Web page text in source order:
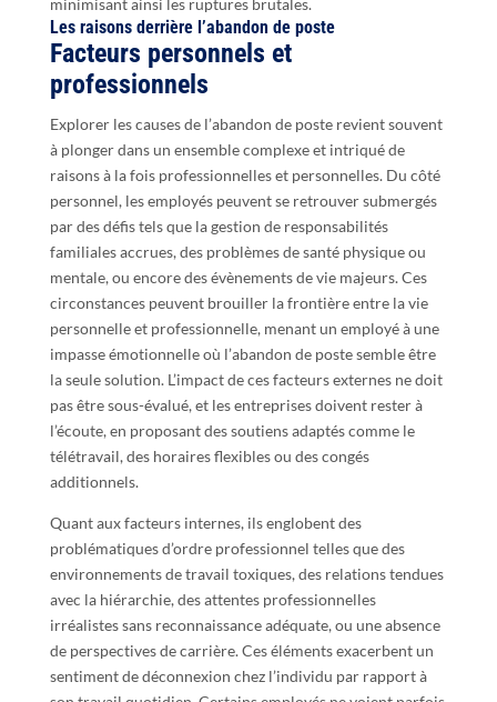
Les raisons derrière l’abandon de poste
Facteurs personnels et
professionnels
Explorer les causes de l’abandon de poste revient souvent
à plonger dans un ensemble complexe et intriqué de
raisons à la fois professionnelles et personnelles. Du côté
personnel, les employés peuvent se retrouver submergés
par des défis tels que la gestion de responsabilités
familiales accrues, des problèmes de santé physique ou
mentale, ou encore des évènements de vie majeurs. Ces
circonstances peuvent brouiller la frontière entre la vie
personnelle et professionnelle, menant un employé à une
impasse émotionnelle où l’abandon de poste semble être
la seule solution. L’impact de ces facteurs externes ne doit
pas être sous-évalué, et les entreprises doivent rester à
l’écoute, en proposant des soutiens adaptés comme le
télétravail, des horaires flexibles ou des congés
additionnels.
Quant aux facteurs internes, ils englobent des
problématiques d’ordre professionnel telles que des
environnements de travail toxiques, des relations tendues
avec la hiérarchie, des attentes professionnelles
irréalistes sans reconnaissance adéquate, ou une absence
de perspectives de carrière. Ces éléments exacerbent un
sentiment de déconnexion chez l’individu par rapport à